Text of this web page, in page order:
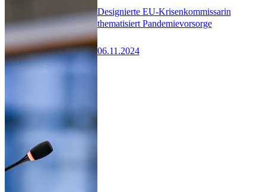
Designierte EU-Krisenkommissarin
thematisiert Pandemievorsorge
06.11.2024